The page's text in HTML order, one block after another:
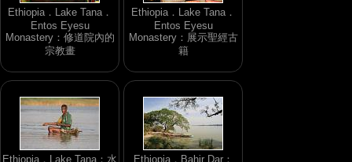
Ethiopia．Lake Tana．
Entos Eyesu
Monastery：修道院內的
宗教畫
Ethiopia．Lake Tana．
Entos Eyesu
Monastery：展示聖經古
籍
Ethiopia．Lake Tana：水
Ethiopia．Bahir Dar：